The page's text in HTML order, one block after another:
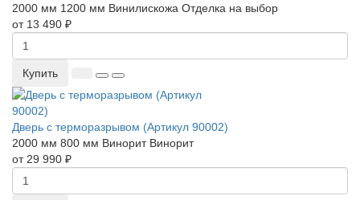
2000 мм 1200 мм Винилискожа Отделка на выбор
от 13 490 ₽
Купить
Дверь с терморазрывом (Артикул 90002)
2000 мм 800 мм Винорит Винорит
от 29 990 ₽